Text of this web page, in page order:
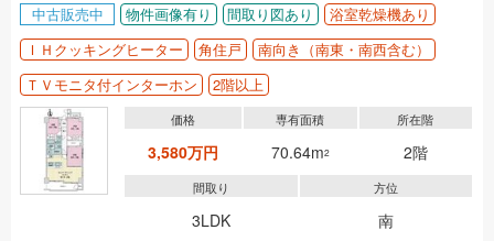
中古販売中 物件画像有り 間取り図あり
浴室乾燥機あり
ＩＨクッキングヒーター
角住戸
南向き（南東・南西含む）
ＴＶモニタ付インターホン
2階以上
価格
3,580万円
専有面積
70.64m2
所在階
2階
間取り
3LDK
方位
南